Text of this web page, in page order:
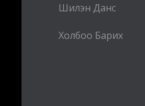
Шилэн Данс
Холбоо Барих